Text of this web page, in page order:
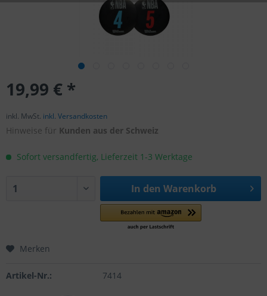
19,99 € *
inkl. MwSt. inkl. Versandkosten
Hinweise für Kunden aus der Schweiz
Sofort versandfertig, Lieferzeit 1-3 Werktage
In den Warenkorb
Merken
Artikel-Nr.: 7414